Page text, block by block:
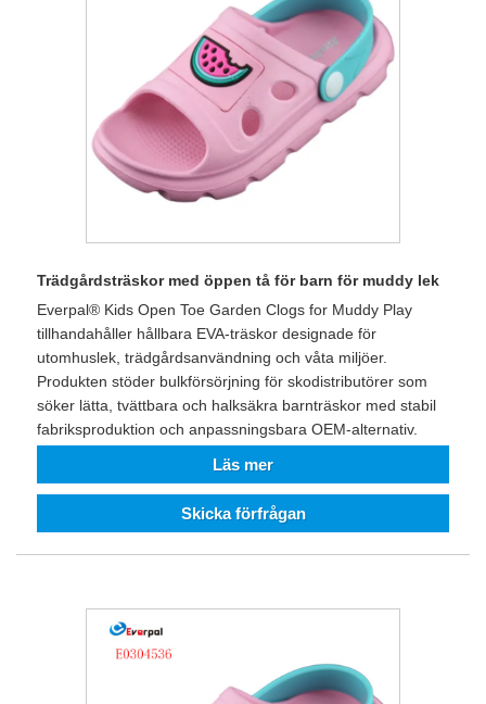
Trädgårdsträskor med öppen tå för barn för muddy lek
Everpal® Kids Open Toe Garden Clogs for Muddy Play
tillhandahåller hållbara EVA-träskor designade för
utomhuslek, trädgårdsanvändning och våta miljöer.
Produkten stöder bulkförsörjning för skodistributörer som
söker lätta, tvättbara och halksäkra barnträskor med stabil
fabriksproduktion och anpassningsbara OEM-alternativ.
Läs mer
Skicka förfrågan